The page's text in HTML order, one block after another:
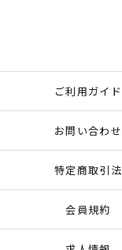
ご利用ガイド
お問い合わせ
特定商取引法
会員規約